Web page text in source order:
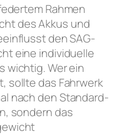
Rahmen
des Akkus und
den SAG-
eine individuelle
wichtig. Wer ein
sollte das Fahrwerk
nach den Standard-
sondern das